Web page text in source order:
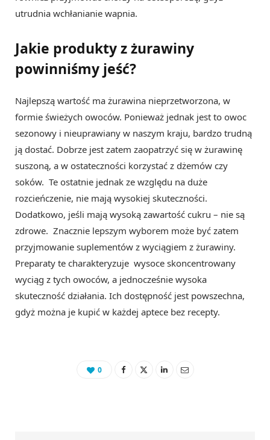
utrudnia wchłanianie wapnia.
Jakie produkty z żurawiny
powinniśmy jeść?
Najlepszą wartość ma żurawina nieprzetworzona, w
formie świeżych owoców. Ponieważ jednak jest to owoc
sezonowy i nieuprawiany w naszym kraju, bardzo trudną
ją dostać. Dobrze jest zatem zaopatrzyć się w żurawinę
suszoną, a w ostateczności korzystać z dżemów czy
soków. Te ostatnie jednak ze względu na duże
rozcieńczenie, nie mają wysokiej skuteczności.
Dodatkowo, jeśli mają wysoką zawartość cukru – nie są
zdrowe. Znacznie lepszym wyborem może być zatem
przyjmowanie suplementów z wyciągiem z żurawiny.
Preparaty te charakteryzuje wysoce skoncentrowany
wyciąg z tych owoców, a jednocześnie wysoka
skuteczność działania. Ich dostępność jest powszechna,
gdyż można je kupić w każdej aptece bez recepty.
0